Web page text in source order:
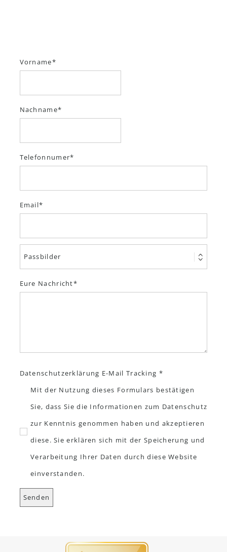
Vorname
Nachname
Telefonnumer
Email
Eure Nachricht
Datenschutzerklärung E-Mail Tracking *
Mit der Nutzung dieses Formulars bestätigen
Sie, dass Sie die Informationen zum Datenschutz
zur Kenntnis genommen haben und akzeptieren
diese. Sie erklären sich mit der Speicherung und
Verarbeitung Ihrer Daten durch diese Website
einverstanden.